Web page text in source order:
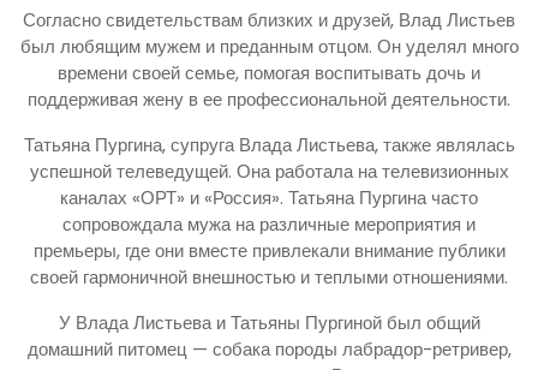
Согласно свидетельствам близких и друзей, Влад Листьев
был любящим мужем и преданным отцом. Он уделял много
времени своей семье, помогая воспитывать дочь и
поддерживая жену в ее профессиональной деятельности.
Татьяна Пургина, супруга Влада Листьева, также являлась
успешной телеведущей. Она работала на телевизионных
каналах «ОРТ» и «Россия». Татьяна Пургина часто
сопровождала мужа на различные мероприятия и
премьеры, где они вместе привлекали внимание публики
своей гармоничной внешностью и теплыми отношениями.
У Влада Листьева и Татьяны Пургиной был общий
домашний питомец — собака породы лабрадор-ретривер,